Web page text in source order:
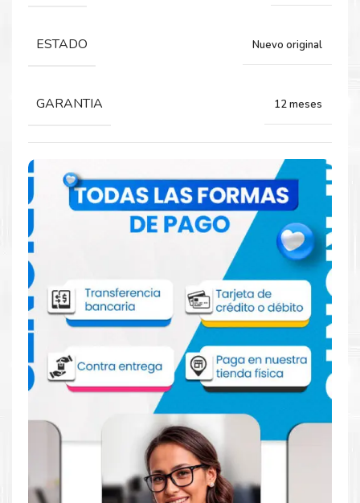
Comprar Tinta Canon PGI-1100Y XL
Amarillo para impresora MB2010 MB2014
MB2110 MB2710
Aprovecha nuestra experiencia y atención para adquirir tus
productos. Tenemos promociones todos los dias. Escríbenos o
visítanos hoy para encontrar la solución perfecta para tu
impresora
Canon , como laTinta Canon PGI-1100Y XL Amarillo
para impresora MB2010 MB2014 MB2110 MB2710.
ESTADO Nuevo original
GARANTIA 12 meses